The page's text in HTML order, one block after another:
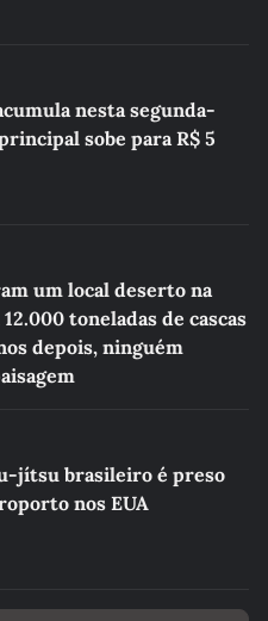
nesta segunda-
sobe para R$ 5
um local deserto na
toneladas de cascas
depois, ninguém
jítsu brasileiro é preso
nos EUA